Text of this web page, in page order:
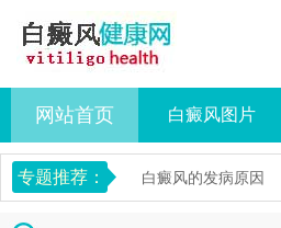
网站首页 白癜风图片
专题推荐： 白癜风的发病原因